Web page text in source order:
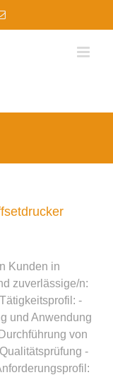
E-
Kunden in
zuverlässige/n:
-
und Anwendung
von
-